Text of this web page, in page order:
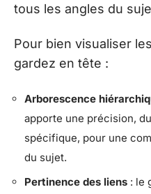
tous les angles du
Pour bien visualiser
gardez en tête :
Arborescence
apporte une précision,
spécifique, pour une
du sujet.
Pertinence des liens : le